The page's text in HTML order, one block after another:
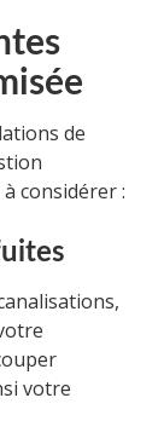
de
considérer :
votre